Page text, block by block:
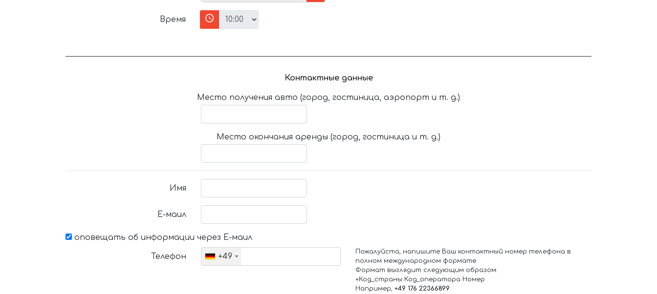
Время
Контактные данные
Место получения авто (город, гостиница, аэропорт и т. д.)
Место окончания аренды (город, гостиница и т. д.)
Имя
Е-маил
оповещать об информации через Е-маил
Телефон +49
Пожалуйста, напишите Ваш контактный номер телефона в
полном международном формате.
Формат выглядит следующим образом:
+Код_страны Код_оператора Номер
Например, +49 176 22366899